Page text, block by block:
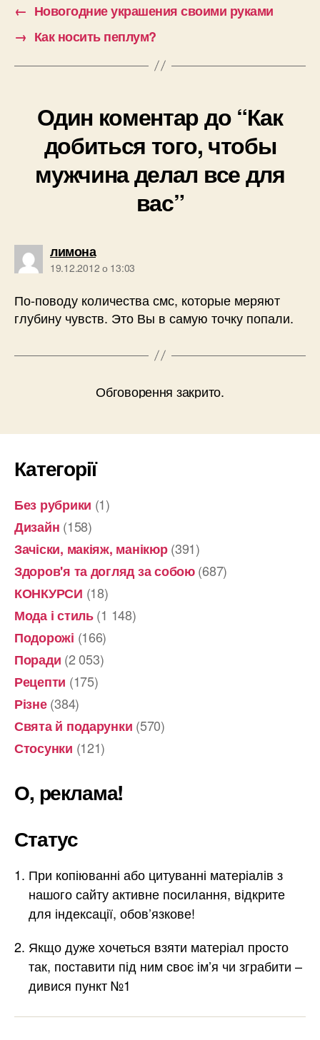
← Новогодние украшения своими руками
→ Как носить пеплум?
Один коментар до “Как
добиться того, чтобы
мужчина делал все для
вас”
лимонаговорить:
19.12.2012 о 13:03
По-поводу количества смс, которые меряют
глубину чувств. Это Вы в самую точку попали.
Обговорення закрито.
Категорії
Без рубрики (1)
Дизайн (158)
Зачіски, макіяж, манікюр(391)
Здоров'я та догляд за собою(687)
КОНКУРСИ (18)
Мода і стиль(1 148)
Подорожі (166)
Поради (2 053)
Рецепти (175)
Різне(384)
Свята й подарунки (570)
Стосунки (121)
О, реклама!
Статус
При копіюванні або цитуванні матеріалів з
нашого сайту активне посилання, відкрите
для індексації, обов’язкове!
Якщо дуже хочеться взяти матеріал просто
так, поставити під ним своє ім’я чи зграбити –
дивися пункт №1